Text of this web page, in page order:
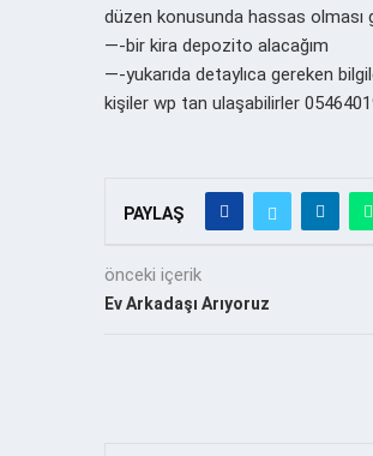
düzen konusunda hassas olması
—-bir kira depozito alacağım
—-yukarıda detaylıca gereken
kişiler wp tan ulaşabilirler
PAYLAŞ
önceki içerik
Ev Arkadaşı Arıyoruz